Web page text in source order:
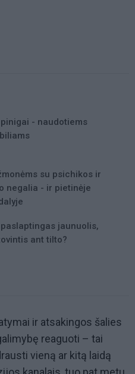
pinigai - naudotiems
su psichikos ir
negalia - ir pietinėje
jaunuolis,
ant tilto?
ir atsakingos šalies
reaguoti – tai
vieną ar kitą laidą